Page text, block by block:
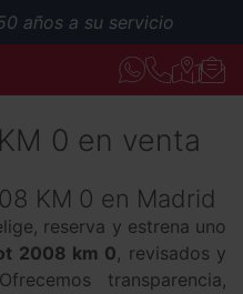
años a su servicio
0 en venta
KM 0 en Madrid
reserva y estrena uno
2008 km 0, revisados y
transparencia,